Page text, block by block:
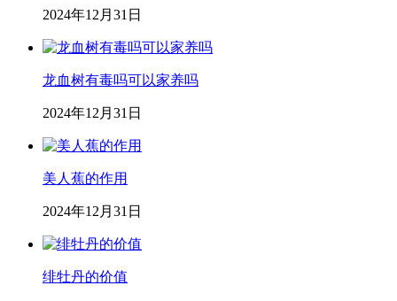
2024年12月31日
龙血树有毒吗可以家养吗
2024年12月31日
美人蕉的作用
2024年12月31日
绯牡丹的价值